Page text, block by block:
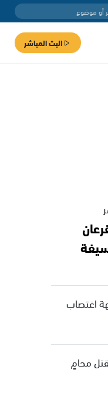
البث المباشر
اغتصاب
محامٍ